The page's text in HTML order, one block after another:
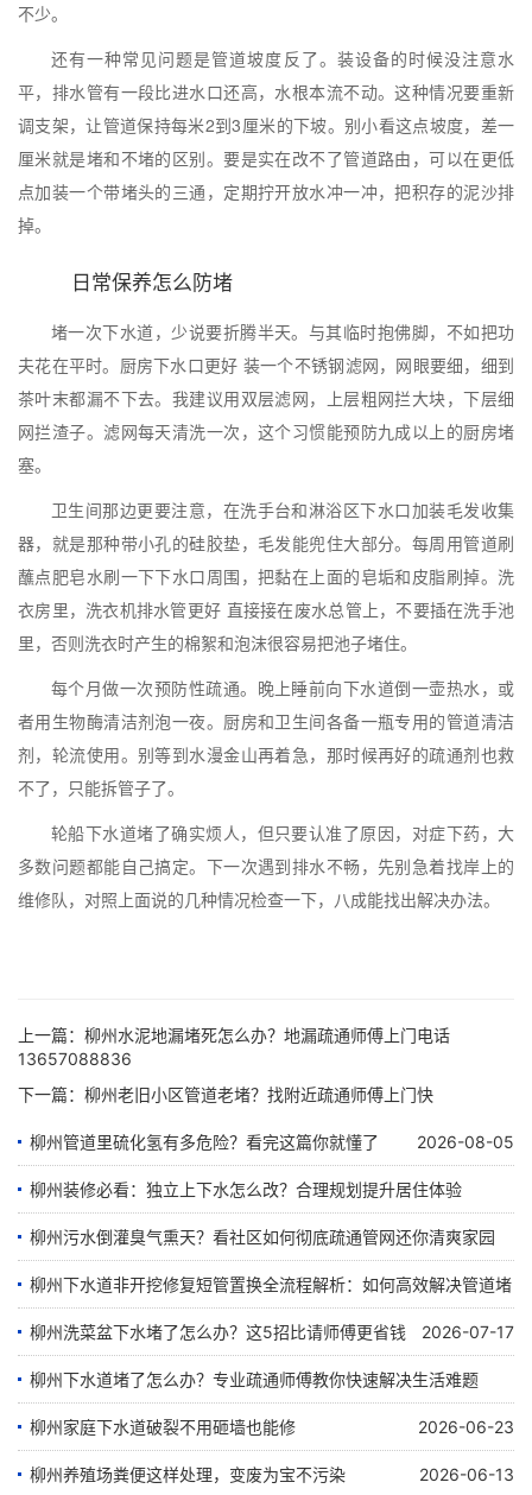
不少。
还有一种常见问题是管道坡度反了。装设备的时候没注意水
平，排水管有一段比进水口还高，水根本流不动。这种情况要重新
调支架，让管道保持每米2到3厘米的下坡。别小看这点坡度，差一
厘米就是堵和不堵的区别。要是实在改不了管道路由，可以在更低
点加装一个带堵头的三通，定期拧开放水冲一冲，把积存的泥沙排
掉。
日常保养怎么防堵
堵一次下水道，少说要折腾半天。与其临时抱佛脚，不如把功
夫花在平时。厨房下水口更好 装一个不锈钢滤网，网眼要细，细到
茶叶末都漏不下去。我建议用双层滤网，上层粗网拦大块，下层细
网拦渣子。滤网每天清洗一次，这个习惯能预防九成以上的厨房堵
塞。
卫生间那边更要注意，在洗手台和淋浴区下水口加装毛发收集
器，就是那种带小孔的硅胶垫，毛发能兜住大部分。每周用管道刷
蘸点肥皂水刷一下下水口周围，把黏在上面的皂垢和皮脂刷掉。洗
衣房里，洗衣机排水管更好 直接接在废水总管上，不要插在洗手池
里，否则洗衣时产生的棉絮和泡沫很容易把池子堵住。
每个月做一次预防性疏通。晚上睡前向下水道倒一壶热水，或
者用生物酶清洁剂泡一夜。厨房和卫生间各备一瓶专用的管道清洁
剂，轮流使用。别等到水漫金山再着急，那时候再好的疏通剂也救
不了，只能拆管子了。
轮船下水道堵了确实烦人，但只要认准了原因，对症下药，大
多数问题都能自己搞定。下一次遇到排水不畅，先别急着找岸上的
维修队，对照上面说的几种情况检查一下，八成能找出解决办法。
上一篇： 柳州水泥地漏堵死怎么办？地漏疏通师傅上门电话
13657088836
下一篇： 柳州老旧小区管道老堵？找附近疏通师傅上门快
柳州管道里硫化氢有多危险？看完这篇你就懂了 2026-08-05
柳州装修必看：独立上下水怎么改？合理规划提升居住体验
2026-07-28
柳州污水倒灌臭气熏天？看社区如何彻底疏通管网还你清爽家园
2026-07-24
柳州下水道非开挖修复短管置换全流程解析：如何高效解决管道堵
塞难题
2026-07-23
柳州洗菜盆下水堵了怎么办？这5招比请师傅更省钱 2026-07-17
柳州下水道堵了怎么办？专业疏通师傅教你快速解决生活难题
2026-07-07
柳州家庭下水道破裂不用砸墙也能修 2026-06-23
柳州养殖场粪便这样处理，变废为宝不污染 2026-06-13